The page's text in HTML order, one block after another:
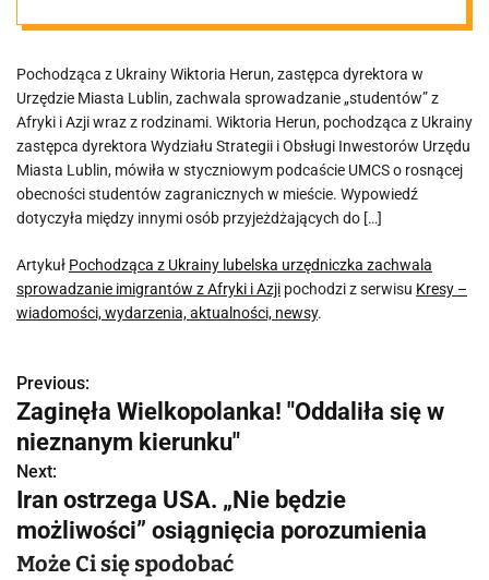
zachwala
sprowadzanie
imigrantów z
Afryki i Azji
Pochodząca z Ukrainy Wiktoria Herun, zastępca dyrektora w
Urzędzie Miasta Lublin, zachwala sprowadzanie „studentów” z
Afryki i Azji wraz z rodzinami. Wiktoria Herun, pochodząca z Ukrainy
zastępca dyrektora Wydziału Strategii i Obsługi Inwestorów Urzędu
Miasta Lublin, mówiła w styczniowym podcaście UMCS o rosnącej
obecności studentów zagranicznych w mieście. Wypowiedź
dotyczyła między innymi osób przyjeżdżających do […]
Artykuł Pochodząca z Ukrainy lubelska urzędniczka zachwala
sprowadzanie imigrantów z Afryki i Azji pochodzi z serwisu Kresy –
wiadomości, wydarzenia, aktualności, newsy.
N
a
w
i
g
Previous:
Zaginęła Wielkopolanka! "Oddaliła się w
nieznanym kierunku"
Next:
Iran ostrzega USA. „Nie będzie
możliwości” osiągnięcia porozumienia
Może Ci się spodobać